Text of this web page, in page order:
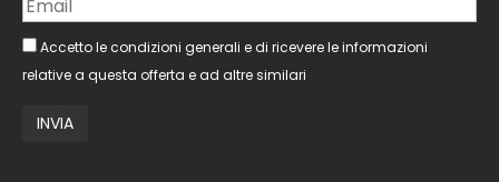
Accetto le condizioni generali e di ricevere le informazioni
relative a questa offerta e ad altre similari